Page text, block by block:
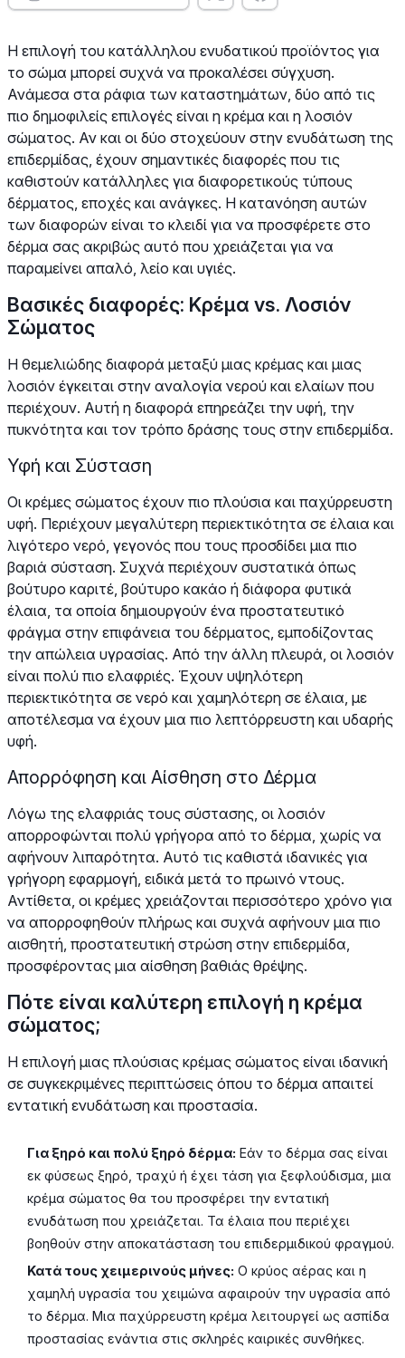
Η επιλογή του κατάλληλου ενυδατικού προϊόντος για
το σώμα μπορεί συχνά να προκαλέσει σύγχυση.
Ανάμεσα στα ράφια των καταστημάτων, δύο από τις
πιο δημοφιλείς επιλογές είναι η κρέμα και η λοσιόν
σώματος. Αν και οι δύο στοχεύουν στην ενυδάτωση της
επιδερμίδας, έχουν σημαντικές διαφορές που τις
καθιστούν κατάλληλες για διαφορετικούς τύπους
δέρματος, εποχές και ανάγκες. Η κατανόηση αυτών
των διαφορών είναι το κλειδί για να προσφέρετε στο
δέρμα σας ακριβώς αυτό που χρειάζεται για να
παραμείνει απαλό, λείο και υγιές.
Βασικές διαφορές: Κρέμα vs. Λοσιόν
Σώματος
Η θεμελιώδης διαφορά μεταξύ μιας κρέμας και μιας
λοσιόν έγκειται στην αναλογία νερού και ελαίων που
περιέχουν. Αυτή η διαφορά επηρεάζει την υφή, την
πυκνότητα και τον τρόπο δράσης τους στην επιδερμίδα.
Υφή και Σύσταση
Οι κρέμες σώματος έχουν πιο πλούσια και παχύρρευστη
υφή. Περιέχουν μεγαλύτερη περιεκτικότητα σε έλαια και
λιγότερο νερό, γεγονός που τους προσδίδει μια πιο
βαριά σύσταση. Συχνά περιέχουν συστατικά όπως
βούτυρο καριτέ, βούτυρο κακάο ή διάφορα φυτικά
έλαια, τα οποία δημιουργούν ένα προστατευτικό
φράγμα στην επιφάνεια του δέρματος, εμποδίζοντας
την απώλεια υγρασίας. Από την άλλη πλευρά, οι λοσιόν
είναι πολύ πιο ελαφριές. Έχουν υψηλότερη
περιεκτικότητα σε νερό και χαμηλότερη σε έλαια, με
αποτέλεσμα να έχουν μια πιο λεπτόρρευστη και υδαρής
υφή.
Απορρόφηση και Αίσθηση στο Δέρμα
Λόγω της ελαφριάς τους σύστασης, οι λοσιόν
απορροφώνται πολύ γρήγορα από το δέρμα, χωρίς να
αφήνουν λιπαρότητα. Αυτό τις καθιστά ιδανικές για
γρήγορη εφαρμογή, ειδικά μετά το πρωινό ντους.
Αντίθετα, οι κρέμες χρειάζονται περισσότερο χρόνο για
να απορροφηθούν πλήρως και συχνά αφήνουν μια πιο
αισθητή, προστατευτική στρώση στην επιδερμίδα,
προσφέροντας μια αίσθηση βαθιάς θρέψης.
Πότε είναι καλύτερη επιλογή η κρέμα
σώματος;
Η επιλογή μιας πλούσιας κρέμας σώματος είναι ιδανική
σε συγκεκριμένες περιπτώσεις όπου το δέρμα απαιτεί
εντατική ενυδάτωση και προστασία.
Για ξηρό και πολύ ξηρό δέρμα: Εάν το δέρμα σας είναι
εκ φύσεως ξηρό, τραχύ ή έχει τάση για ξεφλούδισμα, μια
κρέμα σώματος θα του προσφέρει την εντατική
ενυδάτωση που χρειάζεται. Τα έλαια που περιέχει
βοηθούν στην αποκατάσταση του επιδερμιδικού φραγμού.
Κατά τους χειμερινούς μήνες: Ο κρύος αέρας και η
χαμηλή υγρασία του χειμώνα αφαιρούν την υγρασία από
το δέρμα. Μια παχύρρευστη κρέμα λειτουργεί ως ασπίδα
προστασίας ενάντια στις σκληρές καιρικές συνθήκες.